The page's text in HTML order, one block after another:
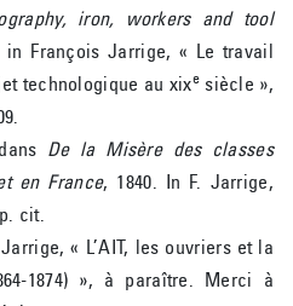
iron, workers and tool
in François Jarrige, « Le travail
technologique au xixesiècle »,
De la Misère des classes
en France, 1840. In F. Jarrige,
cit.
« L’AIT, les ouvriers et la
1874) », à paraître. Merci à